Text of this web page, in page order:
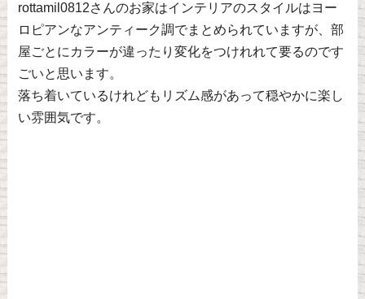
rottamil0812さんのお家はインテリアのスタイルはヨー
ロピアンなアンティーク調でまとめられていますが、部
屋ごとにカラーが違ったり変化をつけれれて要るのです
ごいと思います。
落ち着いているけれどもリズム感があって穏やかに楽し
い雰囲気です。